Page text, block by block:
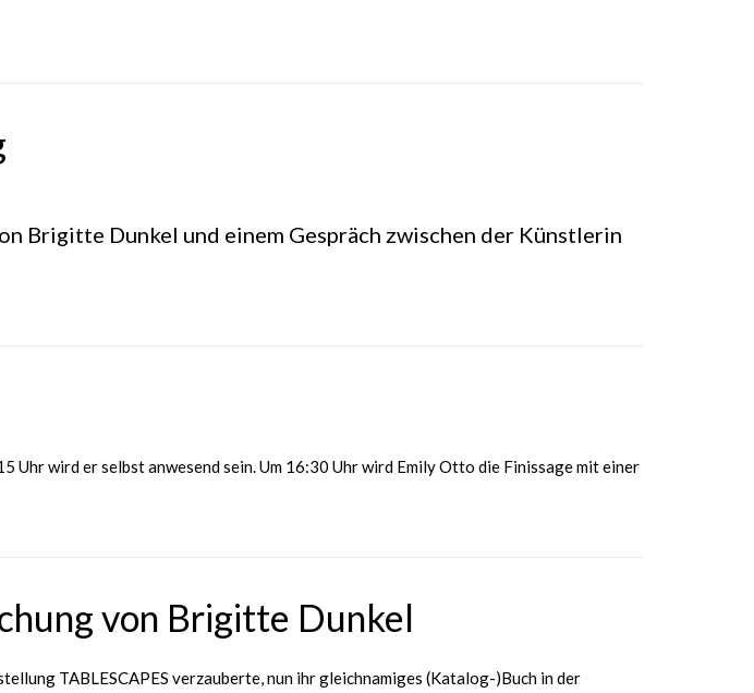
Brigitte Dunkel und einem Gespräch zwischen der Künstlerin
Uhr wird er selbst anwesend sein. Um 16:30 Uhr wird Emily Otto die Finissage mit einer
von Brigitte Dunkel
TABLESCAPES verzauberte, nun ihr gleichnamiges (Katalog-)Buch in der